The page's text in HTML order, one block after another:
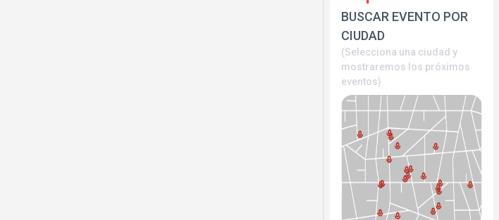
BUSCAR EVENTO POR
CIUDAD
(Selecciona una ciudad y
mostraremos los próximos
eventos)